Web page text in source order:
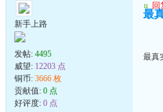
新手上路
发帖: 4495
威望: 12203 点
铜币: 3666 枚
贡献值: 0 点
好评度: 0 点
u 回
最
最真